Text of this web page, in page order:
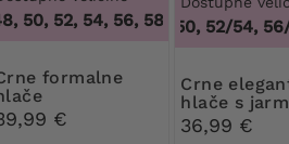
50, 52, 54, 56, 58, 60, 62, 64
€
48/50, 52/54,
Crne elegantne
hlače s
36,99 €